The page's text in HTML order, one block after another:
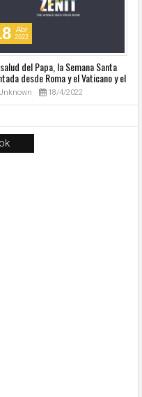
Abr
2022
del Papa, la Semana Santa
desde Roma y el Vaticano y el
de noticias en audio
18/4/2022